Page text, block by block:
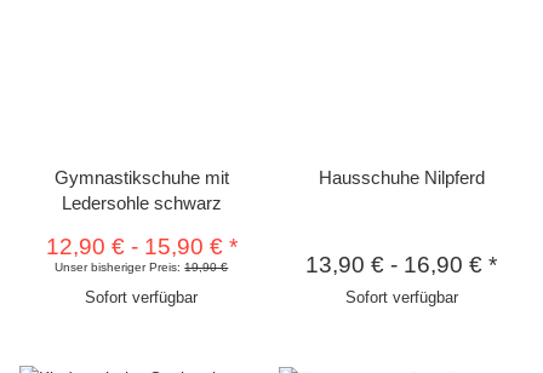
Gymnastikschuhe mit
Ledersohle schwarz
12,90 €- 15,90 € *
Unser bisheriger Preis:19,90 €
Sofort verfügbar
Hausschuhe Nilpferd
13,90 € - 16,90 €*
Sofort verfügbar